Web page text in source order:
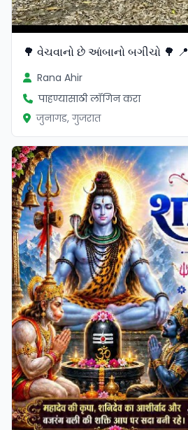
🌳 વેચવાનો છે આંબાનો બગીચો 🌳 📍
Rana Ahir
पाहण्यासाठी लॉगिन करा
जुनागड, गुजरात